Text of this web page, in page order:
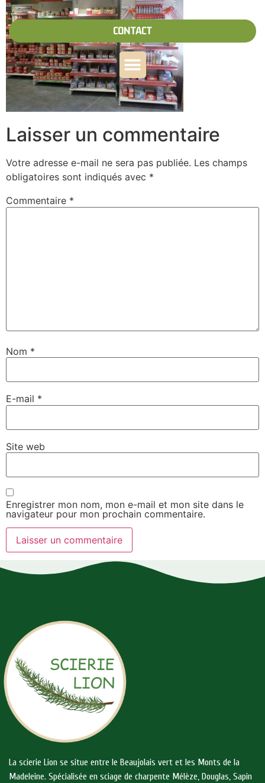
CONTACT
Laisser un commentaire
Votre adresse e-mail ne sera pas publiée. Les champs
obligatoires sont indiqués avec *
Commentaire *
Nom *
E-mail *
Site web
Enregistrer mon nom, mon e-mail et mon site dans le
navigateur pour mon prochain commentaire.
La scierie Lion se situe entre le Beaujolais vert et les Monts de la
Madeleine. Spécialisée en sciage de charpente Mélèze, Douglas, Sapin